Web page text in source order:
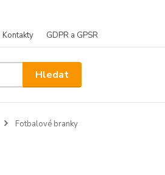
Kontakty GDPR a GPSR
Hledat
Fotbalové branky